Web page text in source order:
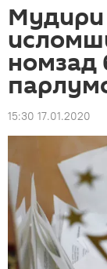
номзад
15:30 17.01.2020